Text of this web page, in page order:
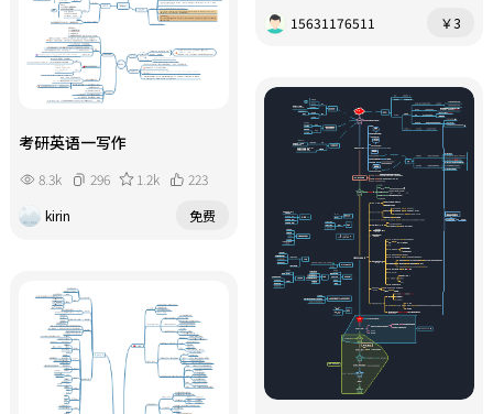
15631176511
￥3
考研英语一写作
8.3k 296 1.2k
223
kirin
免费